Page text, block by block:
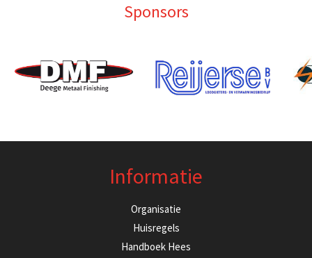
Sponsors
Informatie
Organisatie
Huisregels
Handboek Hees